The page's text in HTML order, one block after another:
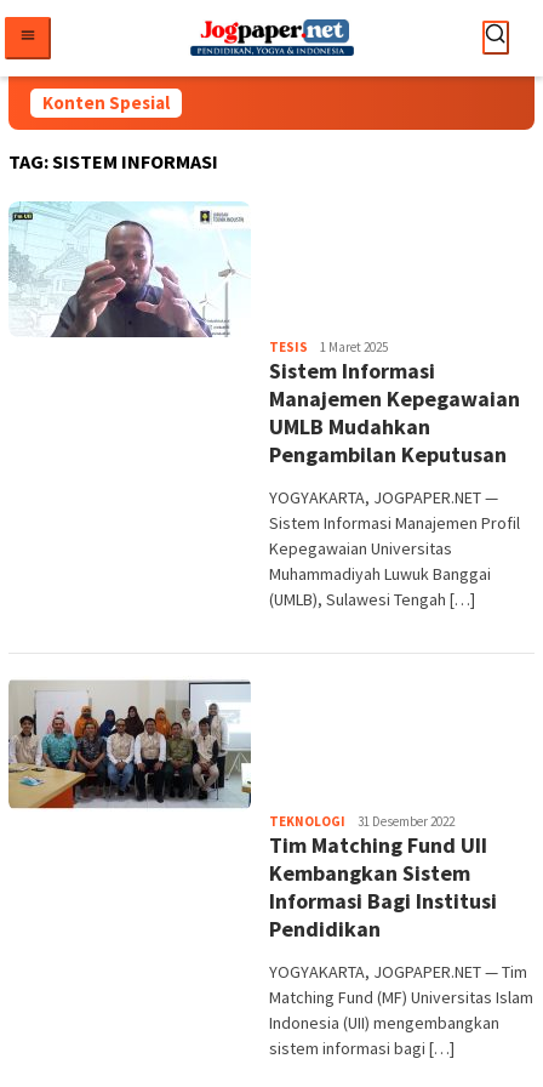
konten
Konten Spesial
TAG:SISTEM INFORMASI
TESIS Heri
Purwata
1 Maret 2025
Sistem Informasi
Manajemen Kepegawaian
UMLB Mudahkan
Pengambilan Keputusan
YOGYAKARTA, JOGPAPER.NET —
Sistem Informasi Manajemen Profil
Kepegawaian Universitas
Muhammadiyah Luwuk Banggai
(UMLB), Sulawesi Tengah […]
TEKNOLOGI Heri
Purwata
31 Desember 2022
Tim Matching Fund UII
Kembangkan Sistem
Informasi Bagi Institusi
Pendidikan
YOGYAKARTA, JOGPAPER.NET — Tim
Matching Fund (MF) Universitas Islam
Indonesia (UII) mengembangkan
sistem informasi bagi […]